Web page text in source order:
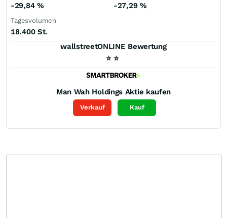
-29,84 % -27,29 %
Tagesvolumen
18.400 St.
wallstreetONLINE Bewertung
⭐ ⭐
Man Wah Holdings Aktie kaufen
Verkauf Kauf